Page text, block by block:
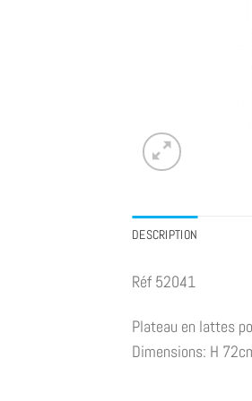
DESCRIPTION
Réf 52041
Plateau en lattes
Dimensions: H